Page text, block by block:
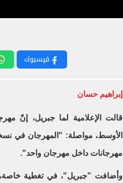
فيسبوك
إبراهيم حسان
قالت الإعلامية لما جبريل، إنّ
الأوسط، مواصلة: "المهرجان في
مهرجانات داخل مهرجان واحد".
وأضافت "جبريل"، في تغطية